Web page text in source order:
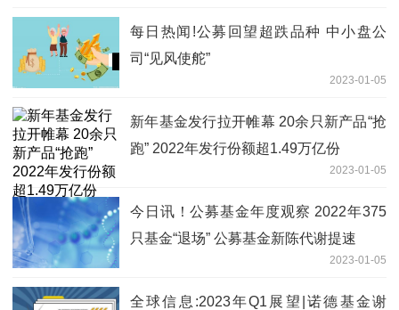
每日热闻!公募回望超跌品种 中小盘公
司“见风使舵”
2023-01-05
新年基金发行拉开帷幕 20余只新产品“抢
跑” 2022年发行份额超1.49万亿份
2023-01-05
今日讯！公募基金年度观察 2022年375
只基金“退场” 公募基金新陈代谢提速
2023-01-05
全球信息:2023年Q1展望|诺德基金谢